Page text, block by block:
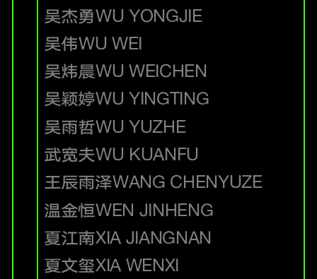
吴杰勇WU YONGJIE
吴伟WU WEI
吴炜晨WU WEICHEN
吴颖婷WU YINGTING
吴雨哲WU YUZHE
武宽夫WU KUANFU
王辰雨泽WANG CHENYUZE
温金恒WEN JINHENG
夏江南XIA JIANGNAN
夏文玺XIA WENXI